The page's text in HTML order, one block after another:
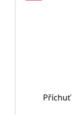
Příchuť